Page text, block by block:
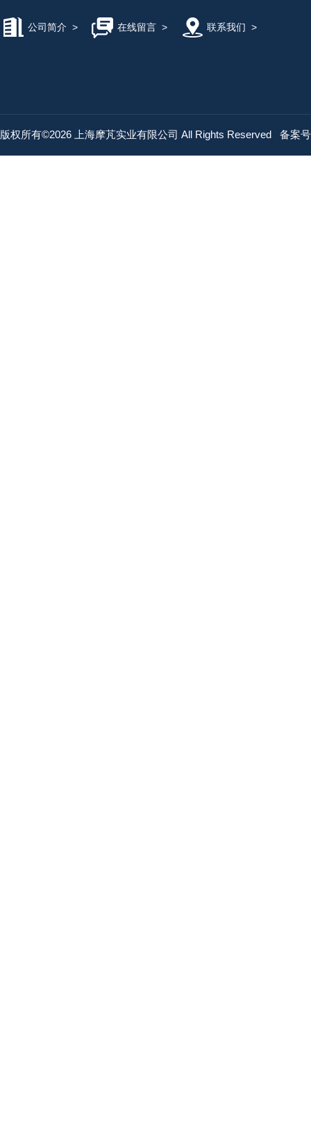
公司简介 > 在线留言> 联系我们 >
版权所有©2026 上海摩芃实业有限公司 All Rights Reserved 备案